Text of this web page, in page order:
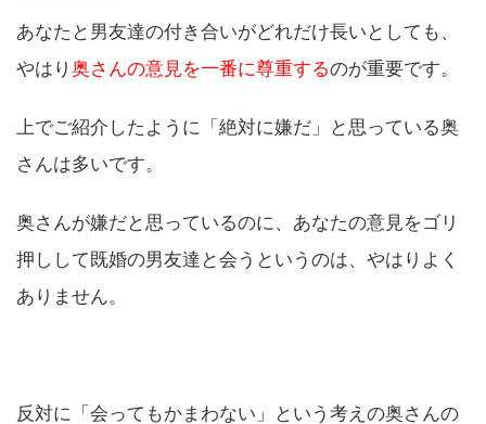
あなたと男友達の付き合いがどれだけ長いとしても、
やはり 奥さんの意見を一番に尊重するのが重要です。
上でご紹介したように「絶対に嫌だ」と思っている奥
さんは多いです。
奥さんが嫌だと思っているのに、あなたの意見をゴリ
押しして既婚の男友達と会うというのは、やはりよく
ありません。
反対に「会ってもかまわない」という考えの奥さんの